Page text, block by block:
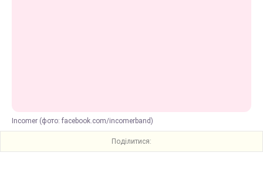
Incomer (фото: facebook.com/incomerband)
Поділитися: